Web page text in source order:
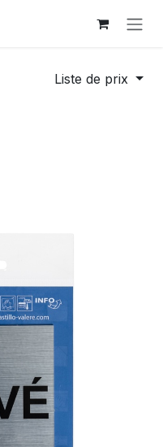
Liste de prix